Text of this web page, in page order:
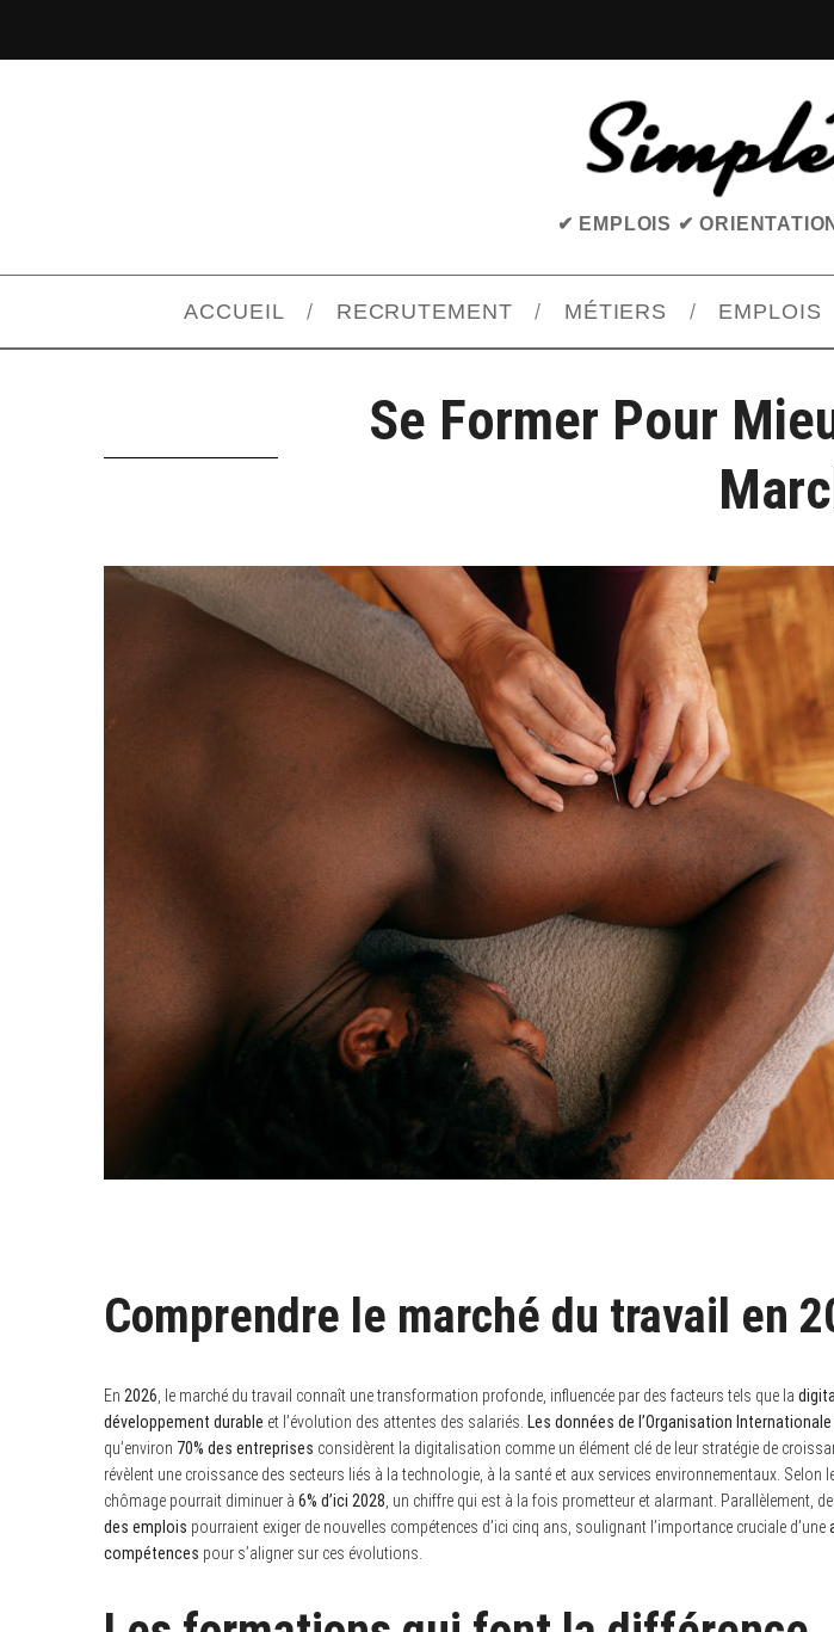
✔ EMPLOIS ✔
ACCUEIL RECRUTEMENT MÉTIERS EMPLOIS
Se Former Pour
Comprendre le marché du travail en
En 2026 , le marché du travail connaît une transformation profonde, influencée par des facteurs tels que la
développement durable et l’évolution des attentes des salariés. Les données de l’Organisation Internationale
qu’environ 70% des entreprises considèrent la digitalisation comme un élément clé de leur stratégie de
révèlent une croissance des secteurs liés à la technologie, à la santé et aux services environnementaux. Selon
chômage pourrait diminuer à 6% d’ici 2028 , un chiffre qui est à la fois prometteur et alarmant. Parallèlement,
des emplois pourraient exiger de nouvelles compétences d’ici cinq ans, soulignant l’importance cruciale d’une
compétences pour s’aligner sur ces évolutions.